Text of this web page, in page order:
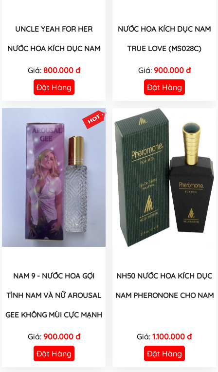
UNCLE YEAH FOR HER
NƯỚC HOA KÍCH DỤC NAM
Giá: 800.000 đ
Đặt Hàng
NƯỚC HOA KÍCH DỤC NAM
TRUE LOVE (MS028C)
Giá: 900.000 đ
Đặt Hàng
NAM 9 - NƯỚC HOA GỢI
TÌNH NAM VÀ NỮ AROUSAL
GEE KHÔNG MÙI CỰC MẠNH
Giá: 900.000 đ
Đặt Hàng
NH50 NƯỚC HOA KÍCH DỤC
NAM PHERONONE CHO NAM
Giá: 1.100.000 đ
Đặt Hàng